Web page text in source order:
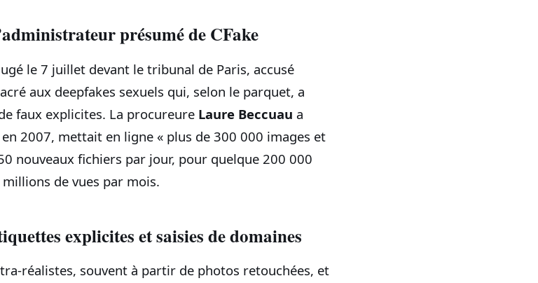
présumé de CFake
le 7 juillet devant le tribunal de Paris, accusé
aux deepfakes sexuels qui, selon le parquet, a
faux explicites. La procureure Laure Beccuau a
2007, mettait en ligne « plus de 300 000 images et
nouveaux fichiers par jour, pour quelque 200 000
de vues par mois.
explicites et saisies de domaines
réalistes, souvent à partir de photos retouchées, et